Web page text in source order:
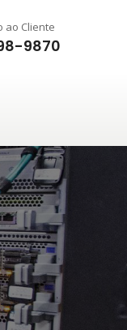
ao Cliente
9870